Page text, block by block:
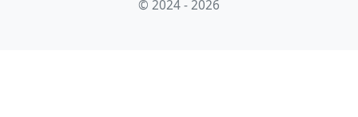
© 2024 - 2026